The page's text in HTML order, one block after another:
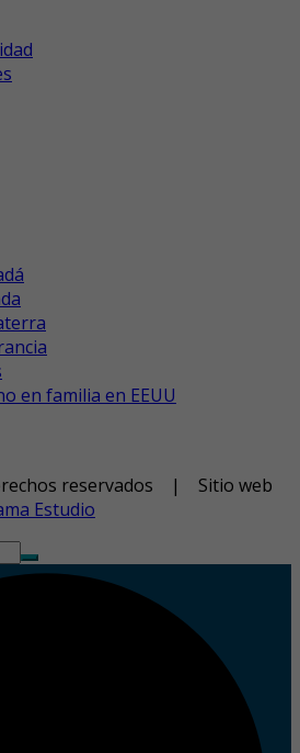
en familia en EEUU
reservados | Sitio web
Estudio